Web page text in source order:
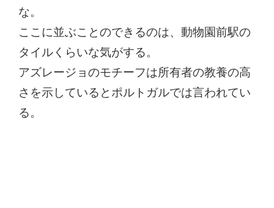
な。
ここに並ぶことのできるのは、動物園前駅の
タイルくらいな気がする。
アズレージョのモチーフは所有者の教養の高
さを示しているとポルトガルでは言われてい
る。